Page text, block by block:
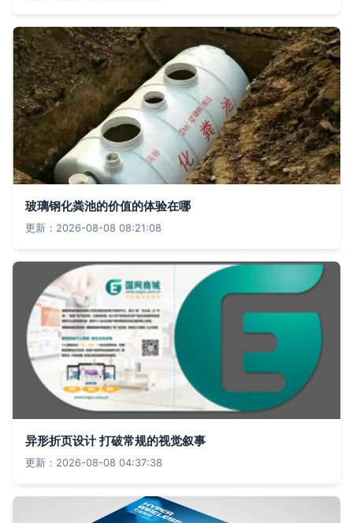
玻璃钢化粪池的价值的体验在哪
更新：2026-08-08 08:21:08
异形折页设计 打破常规的视觉叙事
更新：2026-08-08 04:37:38